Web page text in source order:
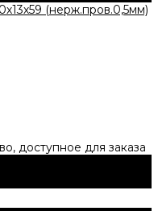
(нерж.пров.0,5мм)
доступное для заказа